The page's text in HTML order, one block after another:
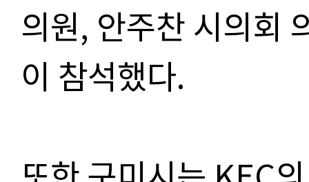
의원, 안주찬 시의회
이 참석했다.